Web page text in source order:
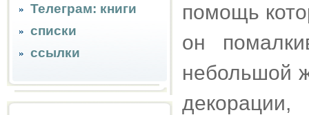
Телеграм: книги
списки
ссылки
помощь
он
небольшой